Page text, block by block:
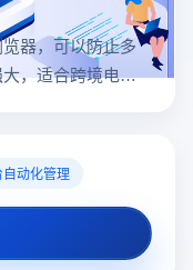
器，可以防止多
，适合跨境电商
自动化管理